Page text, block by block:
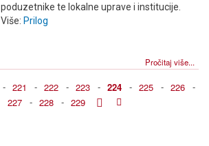
poduzetnike te lokalne uprave i institucije.
Više: Prilog
Pročitaj više...
- 221 - 222 - 223 - 224 - 225 - 226 -
227 - 228 - 229